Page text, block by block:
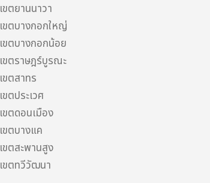
เขตยานนาวา
เขตบางกอกใหญ่
เขตบางกอกน้อย
เขตราษฎร์บูรณะ
เขตสาทร
เขตประเวศ
เขตดอนเมือง
เขตบางแค
เขตสะพานสูง
เขตทวีวัฒนา